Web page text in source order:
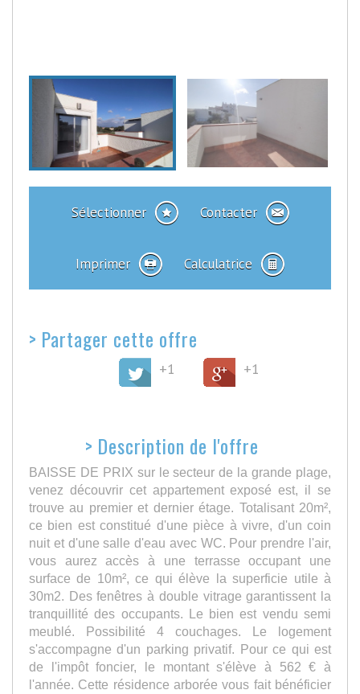
Sélectionner Contacter
Imprimer Calculatrice
> Partager cette offre
+1 +1
> Description de l'offre
BAISSE DE PRIX sur le secteur de la grande plage,
venez découvrir cet appartement exposé est, il se
trouve au premier et dernier étage. Totalisant 20m²,
ce bien est constitué d'une pièce à vivre, d'un coin
nuit et d'une salle d'eau avec WC. Pour prendre l'air,
vous aurez accès à une terrasse occupant une
surface de 10m², ce qui élève la superficie utile à
30m2. Des fenêtres à double vitrage garantissent la
tranquillité des occupants. Le bien est vendu semi
meublé. Possibilité 4 couchages. Le logement
s'accompagne d'un parking privatif. Pour ce qui est
de l'impôt foncier, le montant s'élève à 562 € à
l'année. Cette résidence arborée vous fait bénéficier